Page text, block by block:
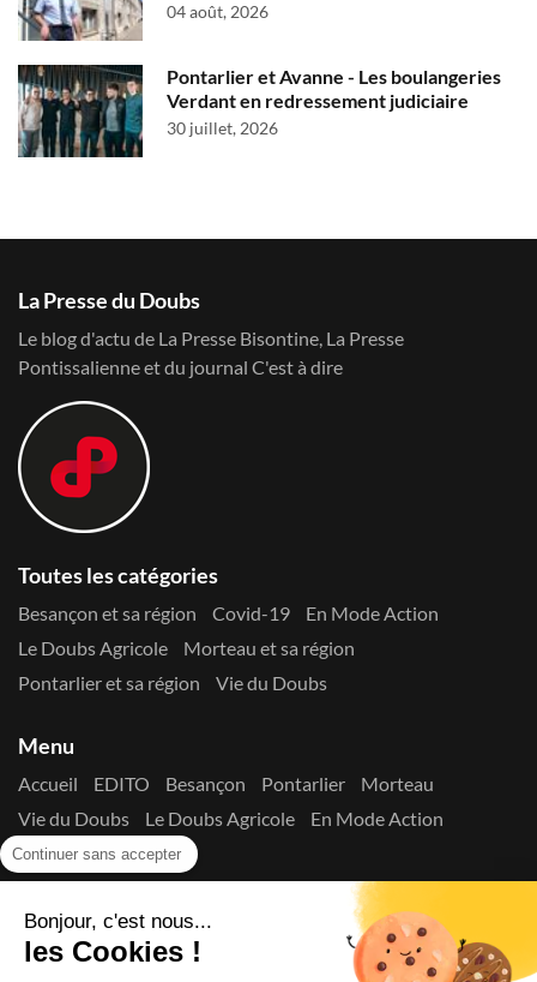
Continuer sans accepter
Bonjour, c'est nous...
les Cookies !
04 août, 2026
Pontarlier et Avanne - Les boulangeries
Verdant en redressement judiciaire
30 juillet, 2026
La Presse du Doubs
Le blog d'actu de La Presse Bisontine, La Presse
Pontissalienne et du journal C'est à dire
Toutes les catégories
Besançon et sa région Covid-19
En Mode Action
Le Doubs Agricole
Morteau et sa région
Pontarlier et sa région
Vie du Doubs
Menu
Accueil EDITO Besançon Pontarlier
Morteau
Vie du Doubs
Le Doubs Agricole
En Mode Action
Contactez-nous !
Suivez-nous sur les réseaux